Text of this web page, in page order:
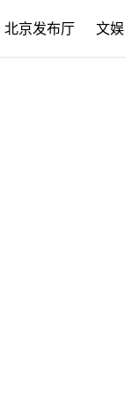
北京发布厅 文娱